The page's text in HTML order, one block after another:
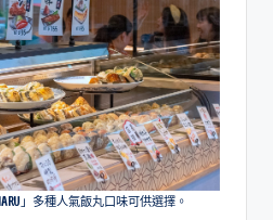
」多種人氣飯丸口味可供選擇。